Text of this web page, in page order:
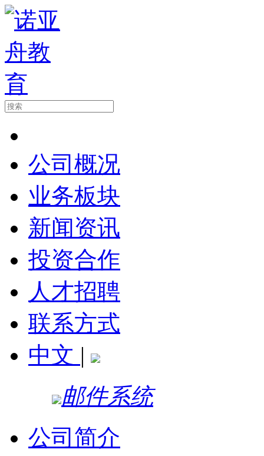
公司概况
业务板块
新闻资讯
投资合作
人才招聘
联系方式
中文 |
邮件系统
公司简介